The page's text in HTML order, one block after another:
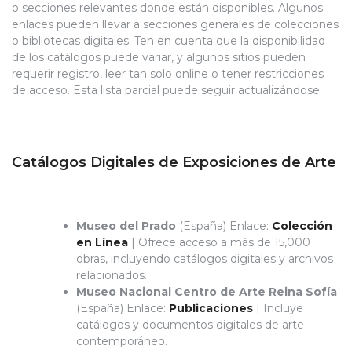
o secciones relevantes donde están disponibles. Algunos
enlaces pueden llevar a secciones generales de colecciones
o bibliotecas digitales. Ten en cuenta que la disponibilidad
de los catálogos puede variar, y algunos sitios pueden
requerir registro, leer tan solo online o tener restricciones
de acceso. Esta lista parcial puede seguir actualizándose.
Catálogos Digitales de Exposiciones de Arte
Museo del Prado (España) Enlace: Colección
en Línea | Ofrece acceso a más de 15,000
obras, incluyendo catálogos digitales y archivos
relacionados.
Museo Nacional Centro de Arte Reina Sofía
(España) Enlace: Publicaciones | Incluye
catálogos y documentos digitales de arte
contemporáneo.